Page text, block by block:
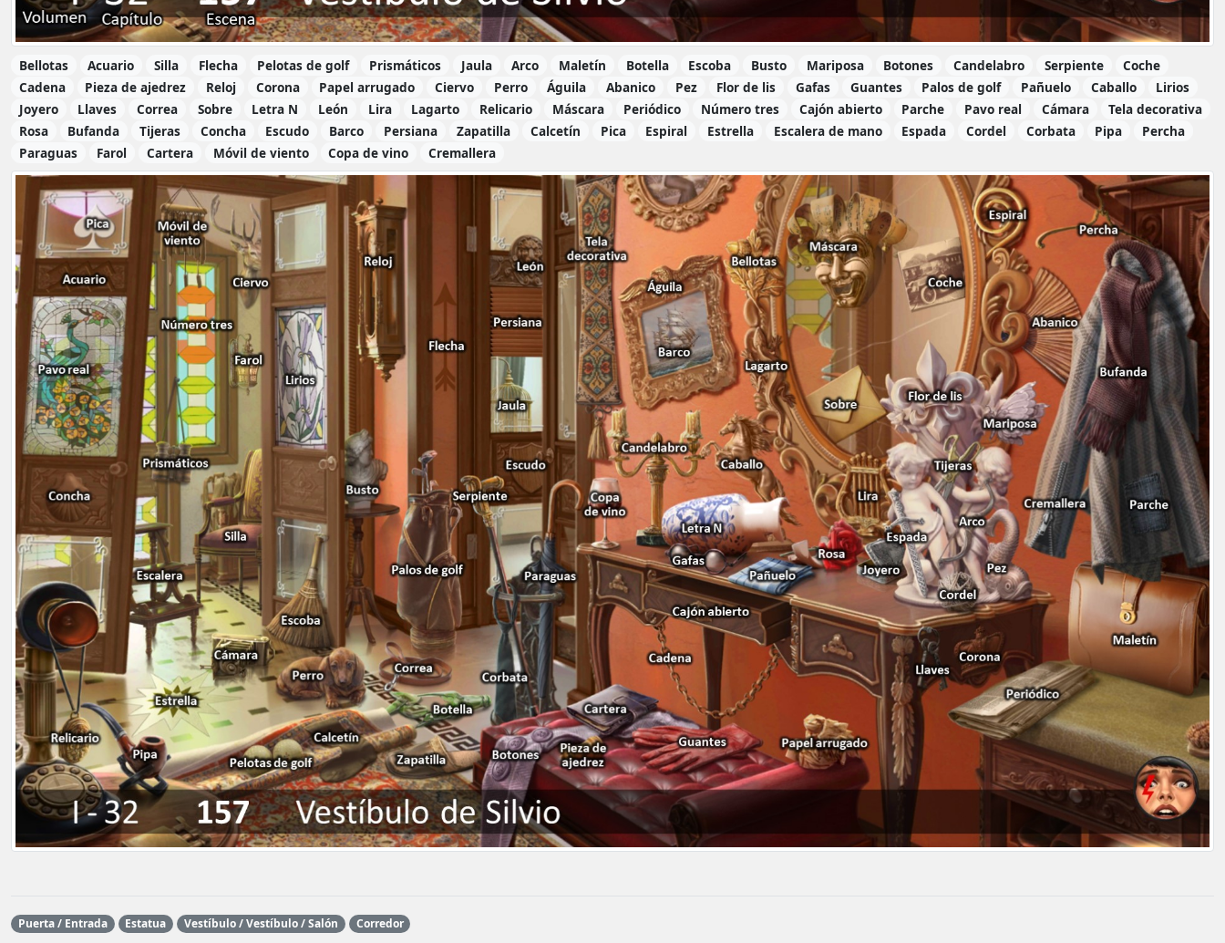
Bellotas Acuario Silla Flecha Pelotas de golf Prismáticos Jaula Arco Maletín Botella Escoba Busto Mariposa Botones Candelabro Serpiente
Coche
Cadena
Pieza de ajedrez Reloj Corona Papel arrugado Ciervo Perro Águila Abanico Pez Flor de lis Gafas Guantes Palos de golf Pañuelo Caballo
Lirios
Joyero
Llaves Correa Sobre Letra N León Lira Lagarto Relicario Máscara Periódico Número tres Cajón abierto Parche Pavo real Cámara
Tela decorativa
Rosa
Bufanda Tijeras Concha Escudo Barco Persiana Zapatilla Calcetín Pica Espiral Estrella Escalera de mano Espada Cordel Corbata Pipa
Percha
Paraguas
Farol Cartera Móvil de viento Copa de vino Cremallera
Puerta / Entrada Estatua Vestíbulo / Vestíbulo / Salón Corredor